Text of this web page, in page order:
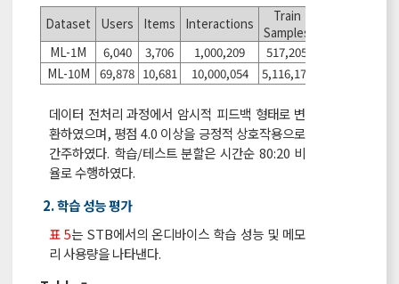
Dataset Users Items Interactions
Train
Samples
ML-1M
6,040 3,706 1,000,209 517,205
ML-10M
69,878 10,681 10,000,054 5,116,172
데이터 전처리 과정에서 암시적 피드백 형태로 변
환하였으며, 평점 4.0 이상을 긍정적 상호작용으로
간주하였다. 학습/테스트 분할은 시간순 80:20 비
율로 수행하였다.
2. 학습 성능 평가
표 5는 STB에서의 온디바이스 학습 성능 및 메모
리 사용량을 나타낸다.